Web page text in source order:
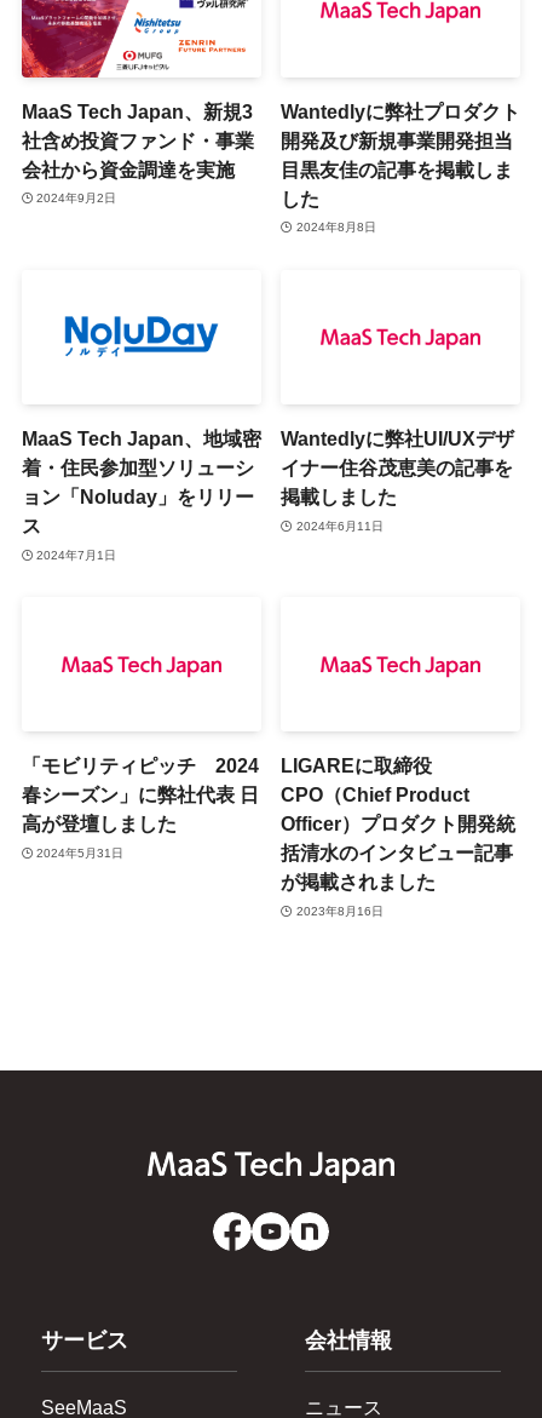
MaaS Tech Japan、新規3
社含め投資ファンド・事業
会社から資金調達を実施
2024年9月2日
Wantedlyに弊社プロダクト
開発及び新規事業開発担当
目黒友佳の記事を掲載しま
した
2024年8月8日
MaaS Tech Japan、地域密
着・住民参加型ソリューシ
ョン「Noluday」をリリー
ス
2024年7月1日
Wantedlyに弊社UI/UXデザ
イナー住谷茂恵美の記事を
掲載しました
2024年6月11日
「モビリティピッチ 2024
春シーズン」に弊社代表 日
高が登壇しました
2024年5月31日
LIGAREに取締役
CPO（Chief Product
Officer）プロダクト開発統
括清水のインタビュー記事
が掲載されました
2023年8月16日
サービス
SeeMaaS
会社情報
ニュース